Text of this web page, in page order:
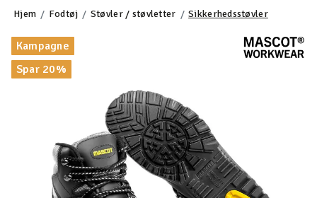
Hjem Fodtøj Støvler / støvletter Sikkerhedsstøvler
Kampagne
Spar 20%